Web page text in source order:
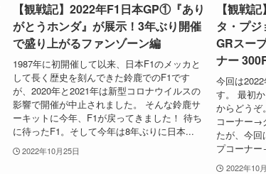
【観戦記】2022年F1日本GP①『あり
がとうホンダ』が展示！3年ぶり開催
で盛り上がるファンゾーン編
1987年に初開催して以来、日本F1のメッカと
して長く歴史を刻んできた鈴鹿でのF1です
が、2020年と2021年は新型コロナウイルスの
影響で開催が中止されました。 そんな鈴鹿サ
ーキットに今年、F1が戻ってきました！ 待ち
に待ったF1。そして今年は8年ぶりに日本...
2022年10月25日
【観戦
タ・プジ
GRスー
ナー
今回は
す。 最初
からどう
コーナー→
たが、今
プコーナ
2022年10